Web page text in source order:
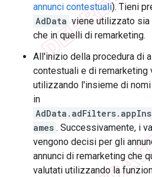
annunci contestuali). Tieni
AdData viene utilizzato sia
che in quelli di remarketing.
All'inizio della procedura di
contestuali e di remarketing
utilizzando l'insieme di
in
ames . Successivamente, i
vengono decisi per gli
annunci di remarketing che
valutati utilizzando la